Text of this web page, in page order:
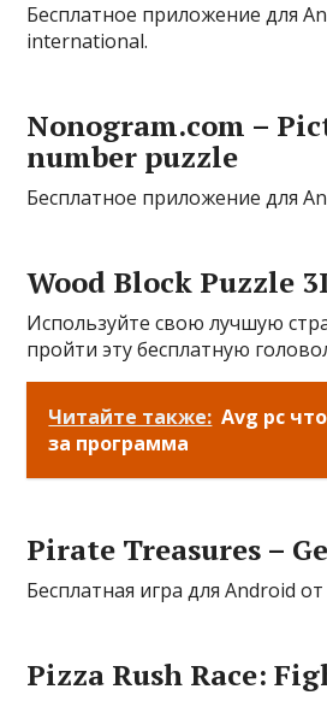
Бесплатное приложение для
international.
Nonogram.com –
number puzzle
Бесплатное приложение для
Wood Block Puzzle
Используйте свою лучшую
пройти эту бесплатную
Читайте также: Avg pc
за программа
Pirate Treasures –
Бесплатная игра для Android
Pizza Rush Race: